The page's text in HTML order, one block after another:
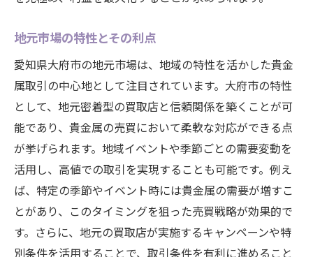
地元市場の特性とその利点
愛知県大府市の地元市場は、地域の特性を活かした貴金
属取引の中心地として注目されています。大府市の特性
として、地元密着型の買取店と信頼関係を築くことが可
能であり、貴金属の売買において柔軟な対応ができる点
が挙げられます。地域イベントや季節ごとの需要変動を
活用し、高値での取引を実現することも可能です。例え
ば、特定の季節やイベント時には貴金属の需要が増すこ
とがあり、このタイミングを狙った売買戦略が効果的で
す。さらに、地元の買取店が実施するキャンペーンや特
別条件を活用することで、取引条件を有利に進めること